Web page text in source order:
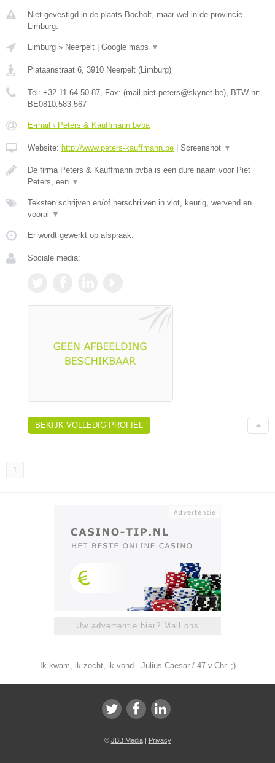
Niet gevestigd in de plaats Bocholt, maar wel in de provincie
Limburg.
Limburg » Neerpelt | Google maps ▼
Plataanstraat 6 3910 Neerpelt (Limburg)
Tel: +32 11 64 50 87 , Fax: (mail piet.peters@skynet.be) , BTW-nr:
BE0810.583.567
E-mail › Peters & Kauffmann bvba
Website: http://www.peters-kauffmann.be | Screenshot ▼
De firma Peters & Kauffmann bvba is een dure naam voor Piet
Peters, een ▼
Teksten schrijven en/of herschrijven in vlot, keurig, wervend en
vooral ▼
Er wordt gewerkt op afspraak.
Sociale media:
BEKIJK VOLLEDIG PROFIEL
1
Uw advertentie hier? Mail ons
Ik kwam, ik zocht, ik vond - Julius Caesar / 47 v.Chr. ;)
© JBB Media| Privacy